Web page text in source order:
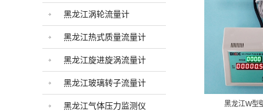
黑龙江涡轮流量计
黑龙江热式质量流量计
黑龙江旋进旋涡流量计
黑龙江玻璃转子流量计
黑龙江气体压力监测仪 黑龙江W型